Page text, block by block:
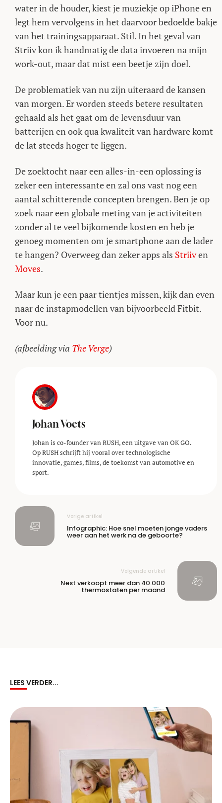
water in de houder, kiest je muziekje op iPhone en
legt hem vervolgens in het daarvoor bedoelde bakje
van het trainingsapparaat. Stil. In het geval van
Striiv kon ik handmatig de data invoeren na mijn
work-out, maar dat mist een beetje zijn doel.
De problematiek van nu zijn uiteraard de kansen
van morgen. Er worden steeds betere resultaten
gehaald als het gaat om de levensduur van
batterijen en ook qua kwaliteit van hardware komt
de lat steeds hoger te liggen.
De zoektocht naar een alles-in-een oplossing is
zeker een interessante en zal ons vast nog een
aantal schitterende concepten brengen. Ben je op
zoek naar een globale meting van je activiteiten
zonder al te veel bijkomende kosten en heb je
genoeg momenten om je smartphone aan de lader
te hangen? Overweeg dan zeker apps als Striiven
Moves.
Maar kun je een paar tientjes missen, kijk dan even
naar de instapmodellen van bijvoorbeeld Fitbit.
Voor nu.
(afbeelding via The Verge)
Johan Voets
Johan is co-founder van RUSH, een uitgave van OK GO.
Op RUSH schrijft hij vooral over technologische
innovatie, games, films, de toekomst van automotive en
sport.
Vorige artikel
Infographic: Hoe snel moeten jonge vaders
weer aan het werk na de geboorte?
Volgende artikel
Nest verkoopt meer dan 40.000
thermostaten per maand
LEES VERDER...